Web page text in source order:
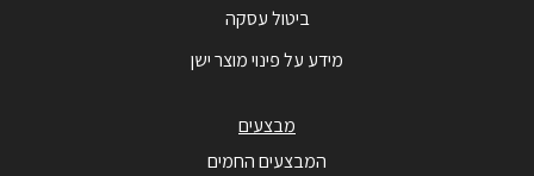
ביטול עסקה
מידע על פינוי מוצר ישן
מבצעים
המבצעים החמים